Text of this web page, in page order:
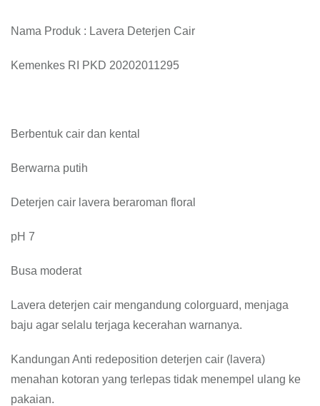
Nama Produk : Lavera Deterjen Cair
Kemenkes RI PKD 20202011295
Berbentuk cair dan kental
Berwarna putih
Deterjen cair lavera beraroman floral
pH 7
Busa moderat
Lavera deterjen cair mengandung colorguard, menjaga
baju agar selalu terjaga kecerahan warnanya.
Kandungan Anti redeposition deterjen cair (lavera)
menahan kotoran yang terlepas tidak menempel ulang ke
pakaian.